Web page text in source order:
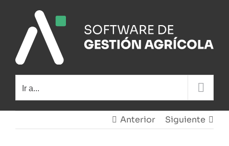
contenido
Ir a...
Anterior Siguiente